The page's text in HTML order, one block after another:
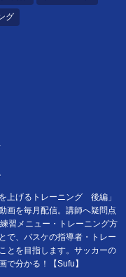
グ
上げるトレーニング 後編」
画を毎月配信。講師へ疑問点
習メニュー・トレーニング方
で、バスケの指導者・トレー
とを目指します。サッカーの
で分かる！【Sufu】